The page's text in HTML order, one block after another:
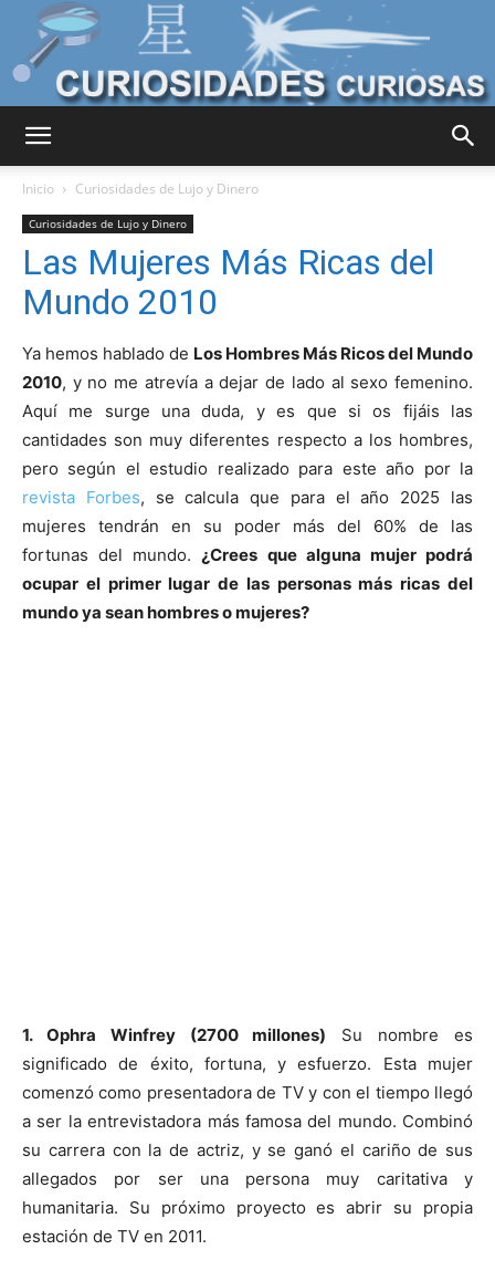
Curiosas
del
Mundo
Inicio Curiosidades de Lujo y Dinero
Curiosidades de Lujo y Dinero
Las Mujeres Más Ricas del
Mundo 2010
Ya hemos hablado de Los Hombres Más Ricos del Mundo
2010, y no me atrevía a dejar de lado al sexo femenino.
Aquí me surge una duda, y es que si os fijáis las
cantidades son muy diferentes respecto a los hombres,
pero según el estudio realizado para este año por la
revista Forbes, se calcula que para el año 2025 las
mujeres tendrán en su poder más del 60% de las
fortunas del mundo.¿Crees que alguna mujer podrá
ocupar el primer lugar de las personas más ricas del
mundo ya sean hombres o mujeres?
1. Ophra Winfrey (2700 millones) Su nombre es
significado de éxito, fortuna, y esfuerzo. Esta mujer
comenzó como presentadora de TV y con el tiempo llegó
a ser la entrevistadora más famosa del mundo. Combinó
su carrera con la de actriz, y se ganó el cariño de sus
allegados por ser una persona muy caritativa y
humanitaria. Su próximo proyecto es abrir su propia
estación de TV en 2011.